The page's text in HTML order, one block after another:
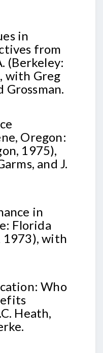
in
from
(Berkeley:
with Greg
Grossman.
Oregon:
1975),
and J.
in
Florida
1973), with
Who
Heath,